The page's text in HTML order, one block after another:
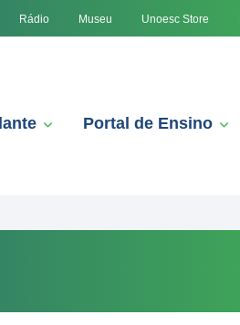
Rádio Museu Unoesc Store
Portal de Ensino